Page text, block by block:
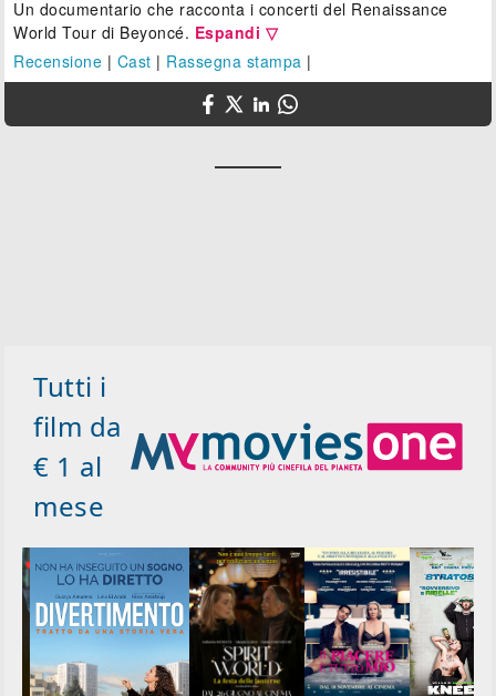
Un documentario che racconta i concerti del Renaissance
World Tour di Beyoncé. Espandi ▽
Recensione | Cast | Rassegna stampa |
Tutti i
film da
€ 1 al
mese